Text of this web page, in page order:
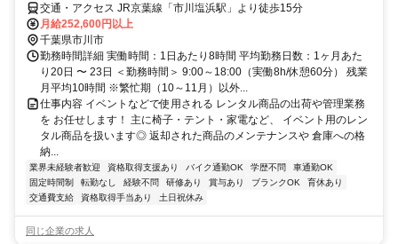
交通・アクセス JR京葉線「市川塩浜駅」より徒歩15分
月給252,600円以上
千葉県市川市
勤務時間詳細 実働時間：1日あたり8時間 平均勤務日数：1ヶ月あた
り20日 〜 23日 ＜勤務時間＞ 9:00～18:00（実働8h/休憩60分） 残業
月平均10時間 ※繁忙期（10～11月）以外...
仕事内容 イベントなどで使用される レンタル商品の出荷や管理業務
を お任せします！ 主に椅子・テント・家電など、 イベント用のレン
タル商品を扱います◎ 返却された商品のメンテナンスや 倉庫への格
納...
業界未経験者歓迎 資格取得支援あり バイク通勤OK 学歴不問
車通勤OK
固定時間制
転勤なし 経験不問 研修あり 賞与あり ブランクOK
育休あり
交通費支給
資格取得手当あり 土日祝休み
同じ企業の求人